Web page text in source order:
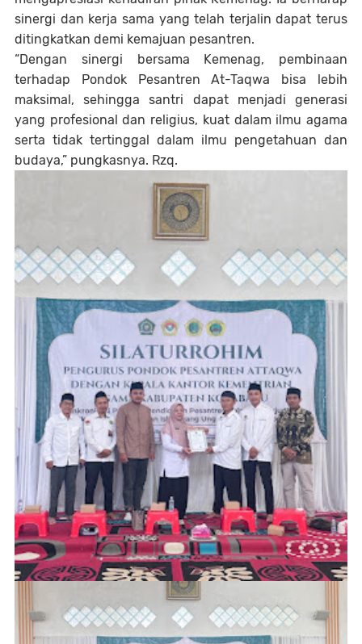
sinergi dan kerja sama yang telah terjalin dapat terus
ditingkatkan demi kemajuan pesantren.
“Dengan sinergi bersama Kemenag, pembinaan
terhadap Pondok Pesantren At-Taqwa bisa lebih
maksimal, sehingga santri dapat menjadi generasi
yang profesional dan religius, kuat dalam ilmu agama
serta tidak tertinggal dalam ilmu pengetahuan dan
budaya,” pungkasnya. Rzq.